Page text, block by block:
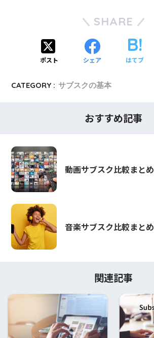
SHARE
ポスト シェア はてブ
CATEGORY : サブスクの基本
おすすめ記事
動画サブスク比較まとめ
音楽サブスク比較まとめ
関連記事